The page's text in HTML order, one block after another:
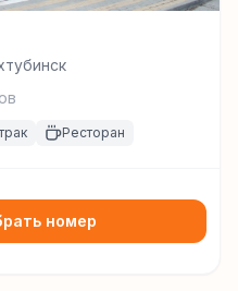
Ресторан
номер